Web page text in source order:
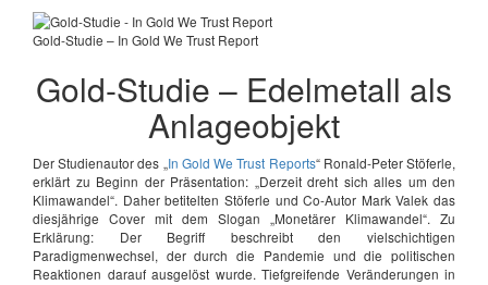
Gold-Studie – In Gold We Trust Report
Gold-Studie – Edelmetall als
Anlageobjekt
Der Studienautor des „In Gold We Trust Reports“ Ronald-Peter Stöferle,
erklärt zu Beginn der Präsentation: „Derzeit dreht sich alles um den
Klimawandel“. Daher betitelten Stöferle und Co-Autor Mark Valek das
diesjährige Cover mit dem Slogan „Monetärer Klimawandel“. Zu
Erklärung: Der Begriff beschreibt den vielschichtigen
Paradigmenwechsel, der durch die Pandemie und die politischen
Reaktionen darauf ausgelöst wurde. Tiefgreifende Veränderungen in